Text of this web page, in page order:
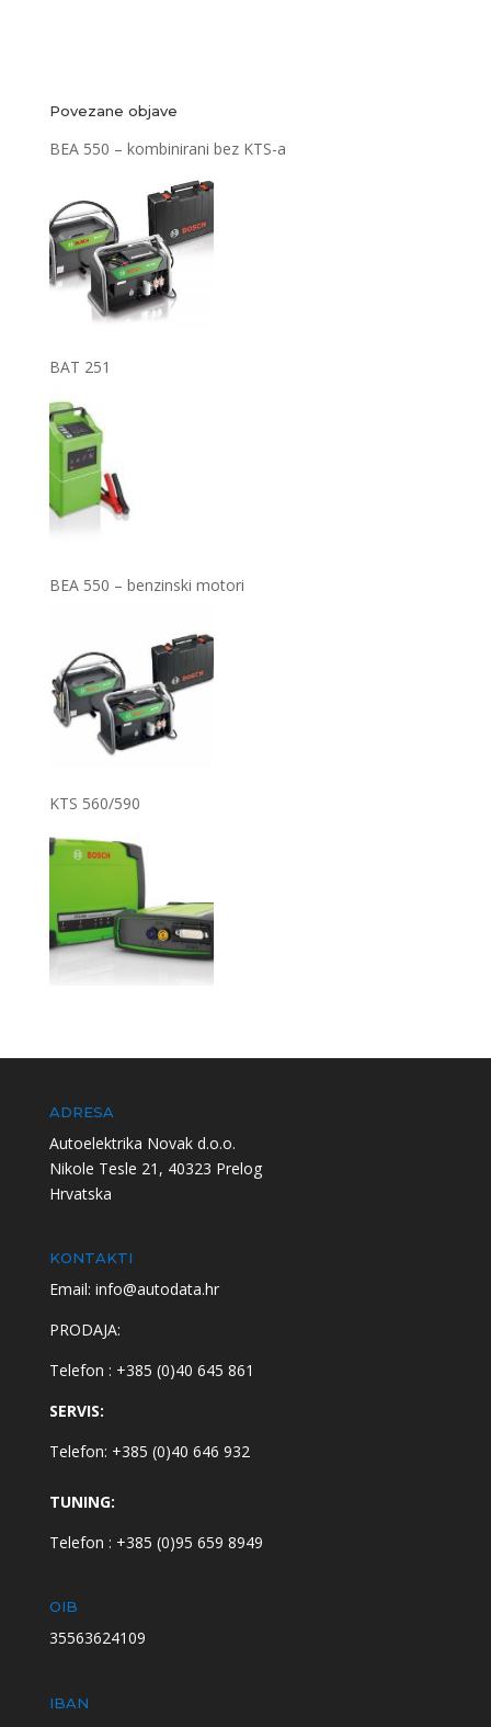
Povezane objave
BEA 550 – kombinirani bez KTS-a
BAT 251
BEA 550 – benzinski motori
KTS 560/590
ADRESA
Autoelektrika Novak d.o.o.
Nikole Tesle 21, 40323 Prelog
Hrvatska
KONTAKTI
Email: info@autodata.hr
PRODAJA:
Telefon : +385 (0)40 645 861
SERVIS:
Telefon: +385 (0)40 646 932
TUNING:
Telefon : +385 (0)95 659 8949
OIB
35563624109
IBAN